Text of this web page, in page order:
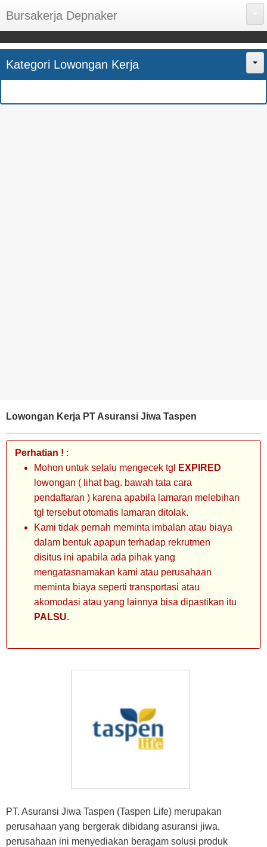
Bursakerja Depnaker
About Me
Disclaimer
Kategori Lowongan Kerja
Lowongan Kerja PT Asuransi Jiwa Taspen
Perhatian ! :
Mohon untuk selalu mengecek tgl
EXPIRED
lowongan ( lihat bag. bawah tata cara
pendaftaran ) karena apabila lamaran melebihan
tgl tersebut otomatis lamaran ditolak.
Kami tidak pernah meminta imbalan atau biaya
dalam bentuk apapun terhadap rekrutmen
disitus ini apabila ada pihak yang
mengatasnamakan kami atau perusahaan
meminta biaya seperti transportasi atau
akomodasi atau yang lainnya bisa dipastikan itu
PALSU.
PT. Asuransi Jiwa Taspen (Taspen Life) merupakan
perusahaan yang bergerak dibidang asuransi jiwa,
perusahaan ini menyediakan beragam solusi produk